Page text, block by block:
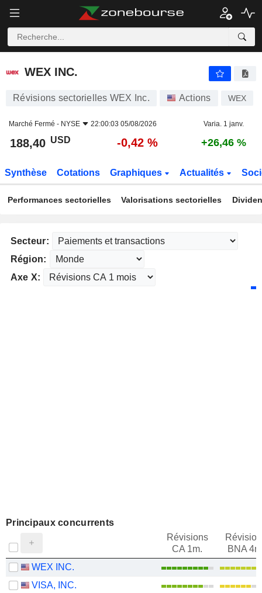
WEX INC.
WEX INC.
Révisions sectorielles WEX Inc. Actions WEX
Marché Fermé - NYSE 22:00:03 05/08/2026 Varia. 1 janv.
188,40 USD -0,42 % +26,46 %
Synthèse Cotations Graphiques Actualités
Performances sectorielles Valorisations sectorielles
Secteur:
Région:
Axe X:
Principaux concurrents
Révisions
CA 1m.
BNA
WEX INC.
VISA, INC.